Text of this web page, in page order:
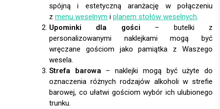
spójną i estetyczną aranżację w połączeniu
z menu weselnym i planem stołów weselnych.
Upominki dla gości – butelki z
personalizowanymi naklejkami mogą być
wręczane gościom jako pamiątka z Waszego
wesela.
Strefa barowa– naklejki mogą być użyte do
oznaczenia różnych rodzajów alkoholi w strefie
barowej, co ułatwi gościom wybór ich ulubionego
trunku.